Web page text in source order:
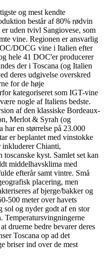
og mest kendte
består af 80% rødvin
uden tvivl Sangiovese, som
vine. Regionen er ansvarlig
DOCG vine i Italien efter
hele 41 DOC'er producerer
der i Toscana (og Italien
deres udgivelse overskred
for de høje
kategoriseret som IGT-vine
nogle af Italiens bedste.
af den klassiske Bordeaux-
Merlot & Syrah (og
har en størrelse på 23.000
er beplantet med vinstokke
inkluderer Chianti,
kyst. Samlet set kan
middelhavsklima med
efterår samt vintre. Små
placering, men
af bjerge/bakker og
500 meter over havets
sol og nyder godt af en stor
Temperatursvingningerne
druerne bedre bevarer deres
Toscana op ad det
briser ind over de mest